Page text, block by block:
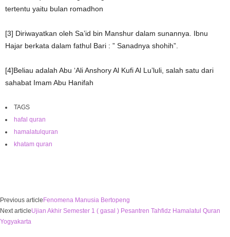
tertentu yaitu bulan romadhon
[3] Diriwayatkan oleh Sa’id bin Manshur dalam sunannya. Ibnu
Hajar berkata dalam fathul Bari : ” Sanadnya shohih”.
[4]Beliau adalah Abu ‘Ali Anshory Al Kufi Al Lu’luli, salah satu dari
sahabat Imam Abu Hanifah
TAGS
hafal quran
hamalatulquran
khatam quran
Previous articleFenomena Manusia Bertopeng
Next articleUjian Akhir Semester 1 ( gasal ) Pesantren Tahfidz Hamalatul Quran
Yogyakarta